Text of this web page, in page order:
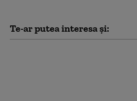
Te-ar putea interesa și: